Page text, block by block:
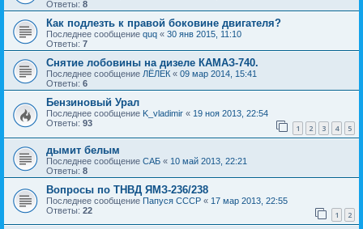
Ответы: 8
Как подлезть к правой боковине двигателя?
Последнее сообщение quq « 30 янв 2015, 11:10
Ответы: 7
Снятие лобовины на дизеле КАМАЗ-740.
Последнее сообщение ЛЁЛЕК « 09 мар 2014, 15:41
Ответы: 6
Бензиновый Урал
Последнее сообщение K_vladimir « 19 ноя 2013, 22:54
Ответы: 93 1 2 3 4 5
дымит белым
Последнее сообщение САБ « 10 май 2013, 22:21
Ответы: 8
Вопросы по ТНВД ЯМЗ-236/238
Последнее сообщение Папуся СССР « 17 мар 2013, 22:55
Ответы: 22 1 2